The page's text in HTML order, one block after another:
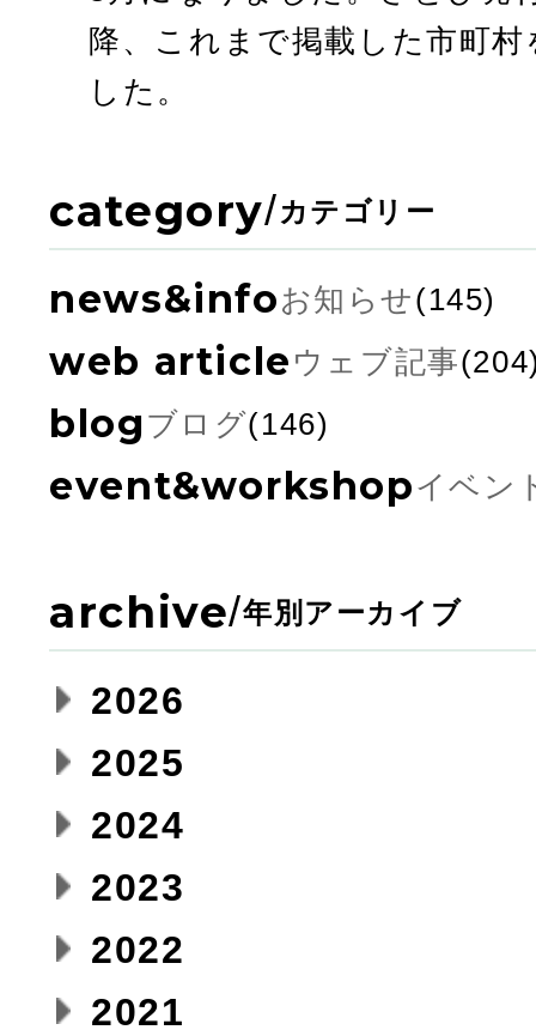
降、これまで掲載した市町
した。
category/カテゴリー
news&infoお知らせ(145)
web article ウェブ記事
blog ブログ(146)
event&workshopイベン
archive/年別アーカイブ
2026
2025
2024
2023
2022
2021